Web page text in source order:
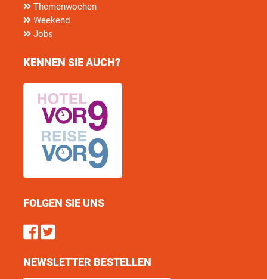
Themenwochen
Weekend
Jobs
KENNEN SIE AUCH?
FOLGEN SIE UNS
Find us on Facebook
Follow us on Twitter
NEWSLETTER BESTELLEN